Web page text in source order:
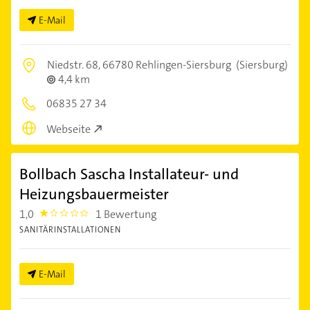
E-Mail
Niedstr. 68,66780 Rehlingen-Siersburg (Siersburg)
4,4 km
06835 27 34
Webseite
Bollbach Sascha Installateur- und
Heizungsbauermeister
1,0 1.0 1 Bewertung
SANITÄRINSTALLATIONEN
E-Mail